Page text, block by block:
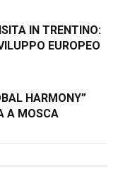
IN TRENTINO:
EUROPEO
HARMONY”
A MOSCA